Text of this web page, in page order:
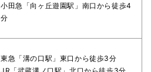
小田急「向ヶ丘遊園駅」南口から徒歩4
分
東急「溝の口駅」東口から徒歩3分